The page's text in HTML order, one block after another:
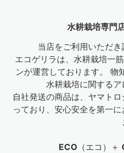
水耕栽培専門
当店をご利用いただき
エコゲリラは、水耕栽培一
ンが運営しております。 物
水耕栽培に関するア
自社発送の商品は、ヤマト
っており、安心安全を第一
ECO（エコ）＋